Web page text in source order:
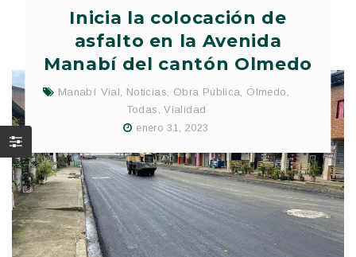
Inicia la colocación de
asfalto en la Avenida
Manabí del cantón Olmedo
Manabí Vial, Noticias, Obra Pública, Olmedo ,
Todas ,Vialidad
enero 31, 2023